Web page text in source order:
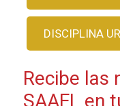
DISCIPLINA
Recibe las
SAAEL en